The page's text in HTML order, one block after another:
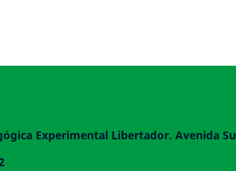
Experimental Libertador. Avenida